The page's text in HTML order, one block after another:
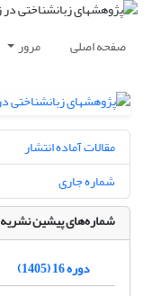
صفحه اصلی مرور
مقالات آماده انتشار
شماره جاری
شماره‌های پیشین نشریه
دوره 16 (1405)